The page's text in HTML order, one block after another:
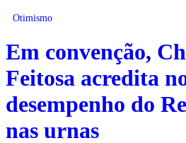
Otimismo
Em convenção,
Feitosa acredita
desempenho do
nas urnas